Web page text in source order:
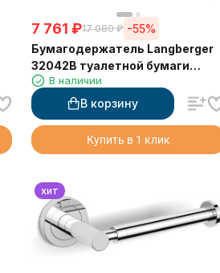
7 761 ₽17 080 ₽ -55%
Бумагодержатель Langberger
32042B туалетной бумаги
двойной со стеклянной полкой
В наличии
В корзину
Купить в 1 клик
хит